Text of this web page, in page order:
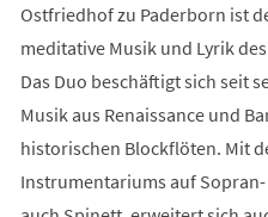
Ostfriedhof zu Paderborn ist
meditative Musik und Lyrik
Das Duo beschäftigt sich seit
Musik aus Renaissance und
historischen Blockflöten. Mit
Instrumentariums auf